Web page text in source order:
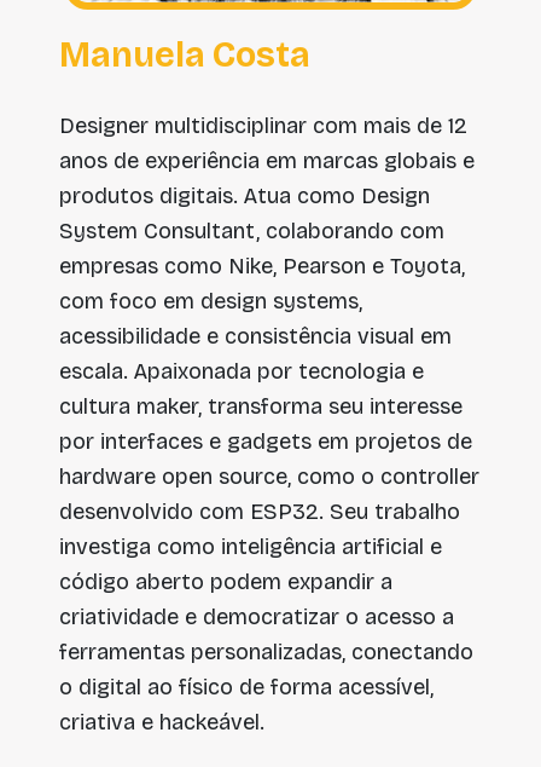
Manuela Costa
Designer multidisciplinar com mais de 12
anos de experiência em marcas globais e
produtos digitais. Atua como Design
System Consultant, colaborando com
empresas como Nike, Pearson e Toyota,
com foco em design systems,
acessibilidade e consistência visual em
escala. Apaixonada por tecnologia e
cultura maker, transforma seu interesse
por interfaces e gadgets em projetos de
hardware open source, como o controller
desenvolvido com ESP32. Seu trabalho
investiga como inteligência artificial e
código aberto podem expandir a
criatividade e democratizar o acesso a
ferramentas personalizadas, conectando
o digital ao físico de forma acessível,
criativa e hackeável.